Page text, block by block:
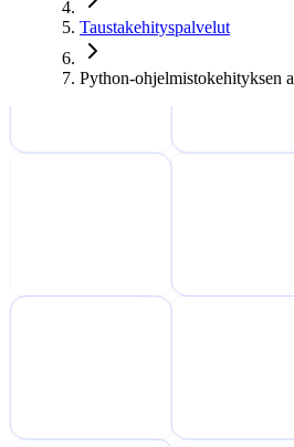
Taustakehityspalvelut
Python-ohjelmistokehityksen